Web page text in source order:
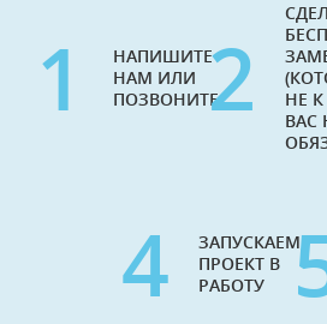
1
НАПИШИТЕ
НАМ ИЛИ
ПОЗВОНИТЕ2
НЕ
ВАС
4
ЗАПУСКАЕМ
ПРОЕКТ В
РАБОТУ